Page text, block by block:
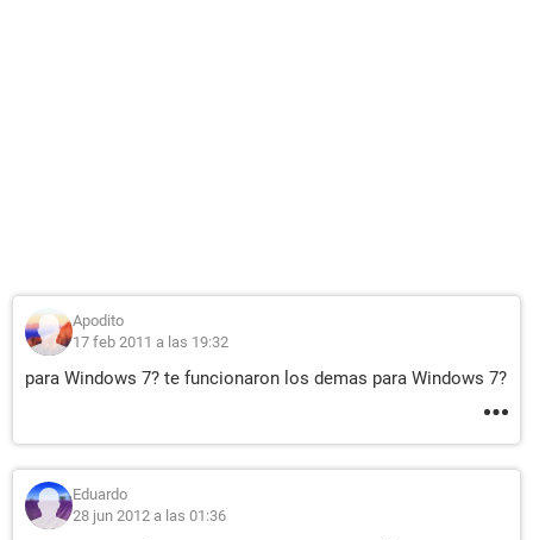
Apodito
17 feb 2011 a las 19:32
para Windows 7? te funcionaron los demas para Windows 7?
Eduardo
28 jun 2012 a las 01:36